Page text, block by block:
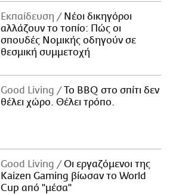
Εκπαίδευση
Νέοι δικηγόροι
αλλάζουν το τοπίο: Πώς οι
σπουδές Νομικής οδηγούν σε
θεσμική συμμετοχή
Good Living
Το BBQ στο σπίτι δεν
θέλει χώρο. Θέλει τρόπο.
Good Living
Οι εργαζόμενοι της
Kaizen Gaming βίωσαν το World
Cup από "μέσα"